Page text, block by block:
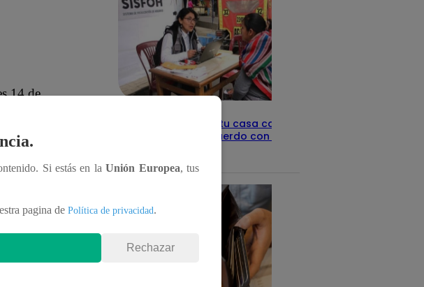
14 de
entre
Revisa con tu DNI si tu casa califica
como pobre, de acuerdo con el Sisfoh
Si estás en laUnión Europea, tus
pagina de Política de privacidad.
Rechazar